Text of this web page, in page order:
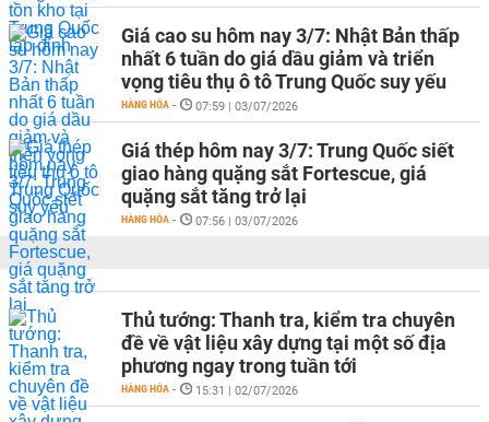
Giá cao su hôm nay 3/7: Nhật Bản thấp
nhất 6 tuần do giá dầu giảm và triển
vọng tiêu thụ ô tô Trung Quốc suy yếu
HÀNG HÓA - 07:59 | 03/07/2026
Giá thép hôm nay 3/7: Trung Quốc siết
giao hàng quặng sắt Fortescue, giá
quặng sắt tăng trở lại
HÀNG HÓA - 07:56 | 03/07/2026
Thủ tướng: Thanh tra, kiểm tra chuyên
đề về vật liệu xây dựng tại một số địa
phương ngay trong tuần tới
HÀNG HÓA - 15:31 | 02/07/2026